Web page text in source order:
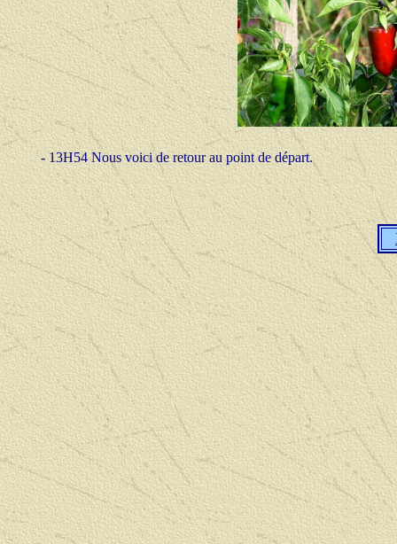
- 13H54 Nous voici de retour au point de départ.